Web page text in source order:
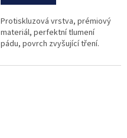
Protiskluzová vrstva, prémiový
materiál, perfektní tlumení
pádu, povrch zvyšující tření.